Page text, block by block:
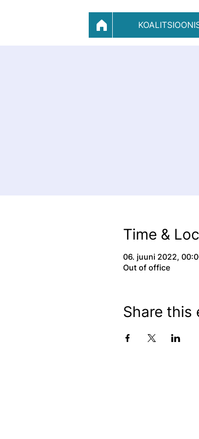
Time &
06. juuni 2022,
Out of office
Share this